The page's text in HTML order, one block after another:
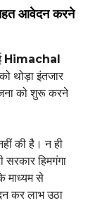
आवेदन करने
Himachal
थोड़ा इंतजार
को शुरू करने
की है। न ही
सरकार हिमगंगा
माध्यम से
कर लाभ उठा